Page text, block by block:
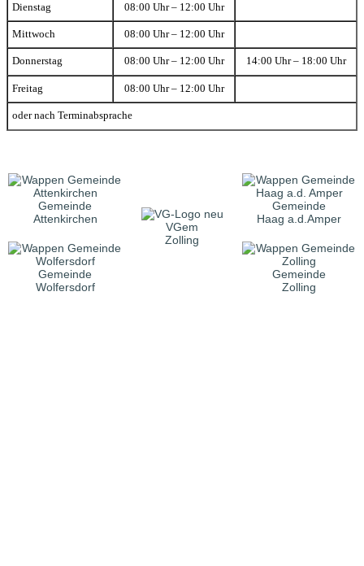
Dienstag 08:00 Uhr – 12:00 Uhr
Mittwoch 08:00 Uhr – 12:00 Uhr
Donnerstag 08:00 Uhr – 12:00 Uhr 14:00 Uhr – 18:00 Uhr
Freitag 08:00 Uhr – 12:00 Uhr
oder nach Terminabsprache
Gemeinde
Attenkirchen
VGem
Zolling
Gemeinde
Haag a.d.Amper
Gemeinde
Wolfersdorf
Gemeinde
Zolling